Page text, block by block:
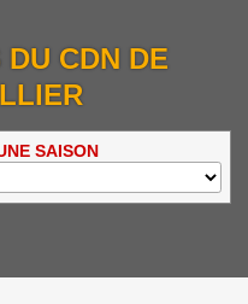
CDN DE
SAISON